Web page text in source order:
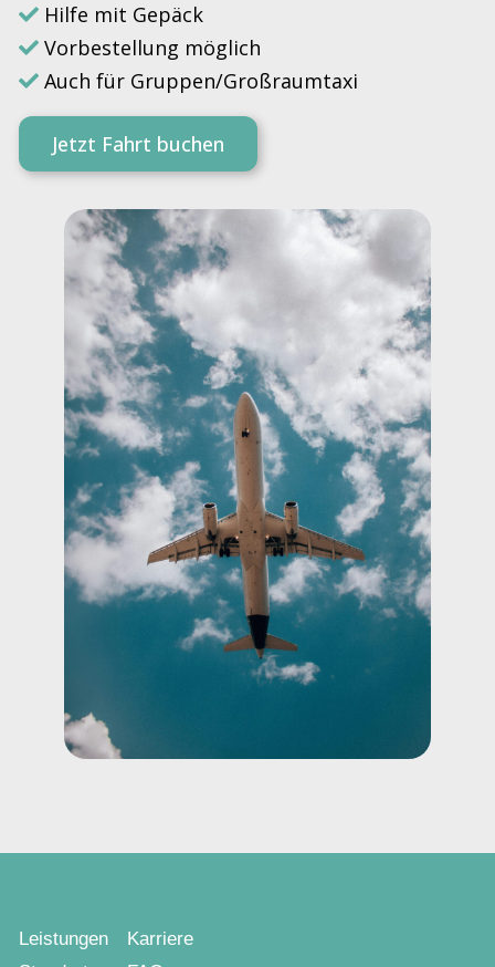
Hilfe mit Gepäck
Vorbestellung möglich
Auch für Gruppen/Großraumtaxi
Jetzt Fahrt buchen
Leistungen
Karriere